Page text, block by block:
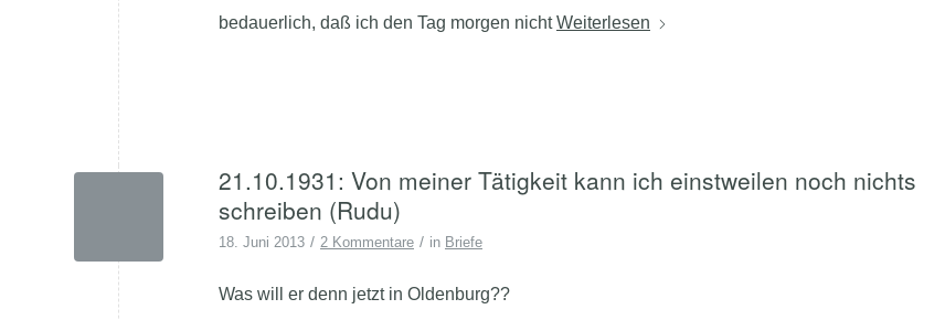
bedauerlich, daß ich den Tag morgen nichtWeiterlesen
21.10.1931: Von meiner Tätigkeit kann ich einstweilen noch nichts
schreiben (Rudu)
18. Juni 2013 / 2 Kommentare / in Briefe
Was will er denn jetzt in Oldenburg??